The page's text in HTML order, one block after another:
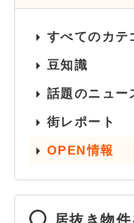
すべてのカテ
豆知識
話題のニュー
街レポート
OPEN情報